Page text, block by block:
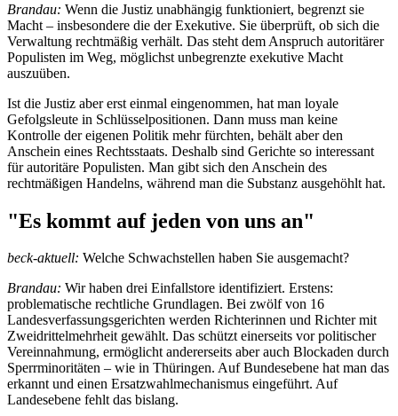
Brandau: Wenn die Justiz unabhängig funktioniert, begrenzt sie
Macht – insbesondere die der Exekutive. Sie überprüft, ob sich die
Verwaltung rechtmäßig verhält. Das steht dem Anspruch autoritärer
Populisten im Weg, möglichst unbegrenzte exekutive Macht
auszuüben.
Ist die Justiz aber erst einmal eingenommen, hat man loyale
Gefolgsleute in Schlüsselpositionen. Dann muss man keine
Kontrolle der eigenen Politik mehr fürchten, behält aber den
Anschein eines Rechtsstaats. Deshalb sind Gerichte so interessant
für autoritäre Populisten. Man gibt sich den Anschein des
rechtmäßigen Handelns, während man die Substanz ausgehöhlt hat.
"Es kommt auf jeden von uns an"
beck-aktuell: Welche Schwachstellen haben Sie ausgemacht?
Brandau: Wir haben drei Einfallstore identifiziert. Erstens:
problematische rechtliche Grundlagen. Bei zwölf von 16
Landesverfassungsgerichten werden Richterinnen und Richter mit
Zweidrittelmehrheit gewählt. Das schützt einerseits vor politischer
Vereinnahmung, ermöglicht andererseits aber auch Blockaden durch
Sperrminoritäten – wie in Thüringen. Auf Bundesebene hat man das
erkannt und einen Ersatzwahlmechanismus eingeführt. Auf
Landesebene fehlt das bislang.